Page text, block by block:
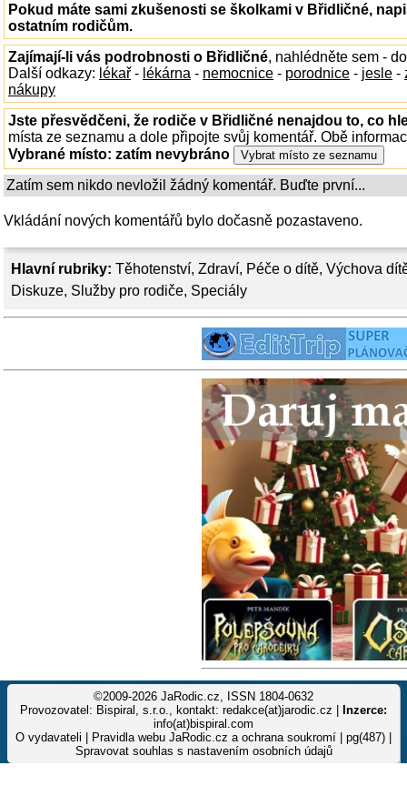
Hlavní rubriky: Těhotenství, Zdraví, Péče o dítě, Výchova
Diskuze, Služby pro rodiče, Speciály
Pokud máte sami zkušenosti se školkami v Břidličné,
ostatním rodičům.
Zajímají-li vás podrobnosti o Břidličné, nahlédněte sem -
Další odkazy: lékař - lékárna - nemocnice - porodnice - jesle -
nákupy
Jste přesvědčeni, že rodiče v Břidličné nenajdou to, co
místa ze seznamu a dole připojte svůj komentář. Obě
Vybrané místo: zatím nevybráno
Zatím sem nikdo nevložil žádný komentář. Buďte první...
Vkládání nových komentářů bylo dočasně pozastaveno.
©2009-2026 JaRodic.cz, ISSN 1804-0632
Provozovatel: Bispiral, s.r.o., kontakt: redakce(at)jarodic.cz |
Inzerce:
info(at)bispiral.com
O vydavateli
Pravidla webu JaRodic.cz a ochrana soukromí | pg(487) |
Spravovat souhlas s nastavením osobních údajů